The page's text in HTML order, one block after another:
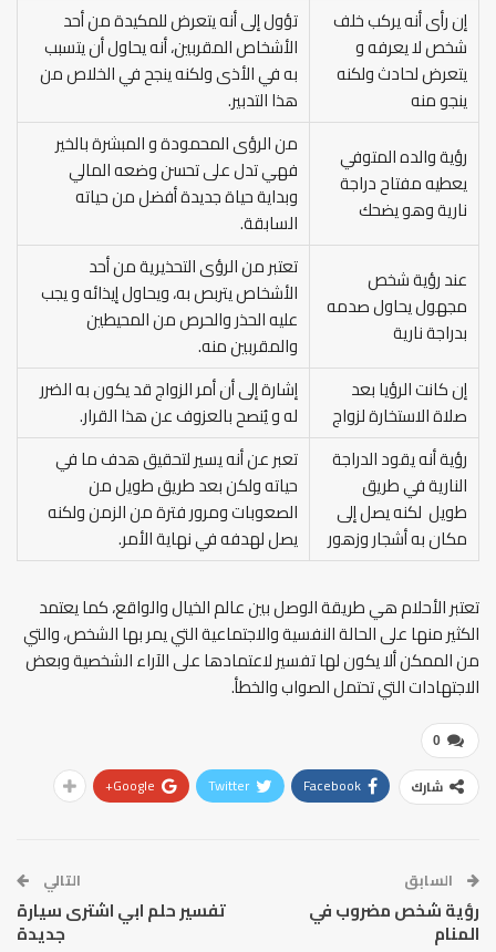
إن رأى أنه يركب خلف
شخص لا يعرفه و
يتعرض لحادث ولكنه
ينجو منه
تؤول إلى أنه يتعرض للمكيدة من أحد
الأشخاص المقربين، أنه يحاول أن يتسبب
به في الأذى ولكنه ينجح في الخلاص من
هذا التدبير.
رؤية والده المتوفي
يعطيه مفتاح دراجة
نارية وهو يضحك
من الرؤى المحمودة و المبشرة بالخير
فهي تدل على تحسن وضعه المالي
وبداية حياة جديدة أفضل من حياته
السابقة.
عند رؤية شخص
مجهول يحاول صدمه
بدراجة نارية
تعتبر من الرؤى التحذيرية من أحد
الأشخاص يتربص به، ويحاول إيذائه و يجب
عليه الحذر والحرص من المحيطين
والمقربين منه.
إن كانت الرؤيا بعد
صلاة الاستخارة لزواج
إشارة إلى أن أمر الزواج قد يكون به الضرر
له و يُنصح بالعزوف عن هذا القرار.
رؤية أنه يقود الدراجة
النارية في طريق
طويل لكنه يصل إلى
مكان به أشجار وزهور
تعبر عن أنه يسير لتحقيق هدف ما في
حياته ولكن بعد طريق طويل من
الصعوبات ومرور فترة من الزمن ولكنه
يصل لهدفه في نهاية الأمر.
تعتبر الأحلام هي طريقة الوصل بين عالم الخيال والواقع، كما يعتمد
الكثير منها على الحالة النفسية والاجتماعية التي يمر بها الشخص، والتي
من الممكن ألا يكون لها تفسير لاعتمادها على الآراء الشخصية وبعض
الاجتهادات التي تحتمل الصواب والخطأ.
0
شارك Facebook
Twitter
Google+
السابق
رؤية شخص مضروب في
المنام
التالي
تفسير حلم ابي اشترى سيارة
جديدة